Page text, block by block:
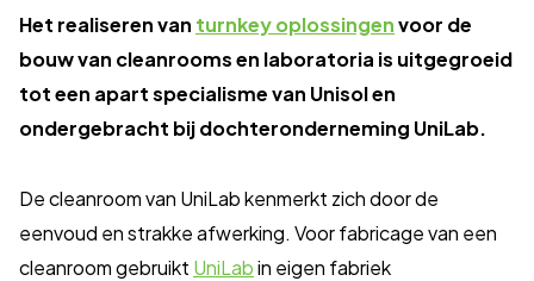
Het realiseren van turnkey oplossingenvoor de
bouw van cleanroomsen laboratoria is uitgegroeid
tot een apart specialisme van Unisol en
ondergebracht bij dochteronderneming UniLab.
De cleanroom van UniLab kenmerkt zich door de
eenvoud en strakke afwerking. Voor fabricage van een
cleanroom gebruikt UniLabin eigen fabriek